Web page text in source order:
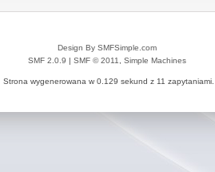
Design By SMFSimple.com
SMF 2.0.9
SMF © 2011, Simple Machines
Strona wygenerowana w 0.129 sekund z 11 zapytaniami.